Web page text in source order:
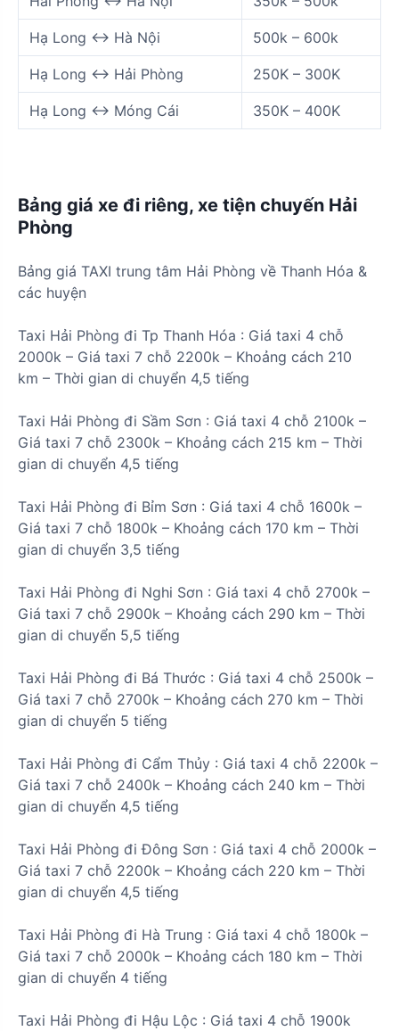
Hạ Long <-> Hà Nội 500k – 600k
Hạ Long <-> Hải Phòng 250K – 300K
Hạ Long <-> Móng Cái 350K – 400K
Bảng giá xe đi riêng, xe tiện chuyến Hải
Phòng
Bảng giá TAXI trung tâm Hải Phòng về Thanh Hóa &
các huyện
Taxi Hải Phòng đi Tp Thanh Hóa : Giá taxi 4 chỗ
2000k – Giá taxi 7 chỗ 2200k – Khoảng cách 210
km – Thời gian di chuyển 4,5 tiếng
Taxi Hải Phòng đi Sầm Sơn : Giá taxi 4 chỗ 2100k –
Giá taxi 7 chỗ 2300k – Khoảng cách 215 km – Thời
gian di chuyển 4,5 tiếng
Taxi Hải Phòng đi Bỉm Sơn : Giá taxi 4 chỗ 1600k –
Giá taxi 7 chỗ 1800k – Khoảng cách 170 km – Thời
gian di chuyển 3,5 tiếng
Taxi Hải Phòng đi Nghi Sơn : Giá taxi 4 chỗ 2700k –
Giá taxi 7 chỗ 2900k – Khoảng cách 290 km – Thời
gian di chuyển 5,5 tiếng
Taxi Hải Phòng đi Bá Thước : Giá taxi 4 chỗ 2500k –
Giá taxi 7 chỗ 2700k – Khoảng cách 270 km – Thời
gian di chuyển 5 tiếng
Taxi Hải Phòng đi Cẩm Thủy : Giá taxi 4 chỗ 2200k –
Giá taxi 7 chỗ 2400k – Khoảng cách 240 km – Thời
gian di chuyển 4,5 tiếng
Taxi Hải Phòng điĐông Sơn : Giá taxi 4 chỗ 2000k –
Giá taxi 7 chỗ 2200k – Khoảng cách 220 km – Thời
gian di chuyển 4,5 tiếng
Taxi Hải Phòng đi Hà Trung : Giá taxi 4 chỗ 1800k –
Giá taxi 7 chỗ 2000k – Khoảng cách 180 km – Thời
gian di chuyển 4 tiếng
Taxi Hải Phòng đi Hậu Lộc : Giá taxi 4 chỗ 1900k